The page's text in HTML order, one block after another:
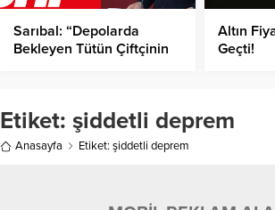
Sarıbal: “Depolarda
Bekleyen Tütün Çiftçinin
Altın
Geçti!
Etiket: şiddetli deprem
Anasayfa Etiket: şiddetli deprem